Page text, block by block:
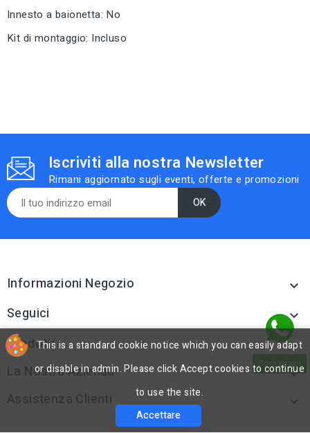
Innesto a baionetta: No
Kit di montaggio: Incluso
Iscriviti alla nostra Newsletter
Rimani aggiornato sugli eventi, offerte e promozioni
Informazioni Negozio 
Seguici 
Prodotti 
La Nostra Azienda 
Assistenza Clienti 
This is a standard cookie notice which you can easily adapt
or disable in admin. Please click Accept cookies to continue
to use the site.
Accettare
Contattaci